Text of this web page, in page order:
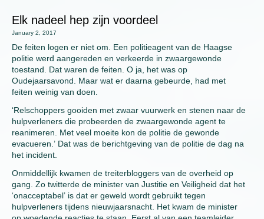
Elk nadeel hep zijn voordeel
January 2, 2017
De feiten logen er niet om. Een politieagent van de Haagse
politie werd aangereden en verkeerde in zwaargewonde
toestand. Dat waren de feiten. O ja, het was op
Oudejaarsavond. Maar wat er daarna gebeurde, had met
feiten weinig van doen.
‘Relschoppers gooiden met zwaar vuurwerk en stenen naar de
hulpverleners die probeerden de zwaargewonde agent te
reanimeren. Met veel moeite kon de politie de gewonde
evacueren.’ Dat was de berichtgeving van de politie de dag na
het incident.
Onmiddellijk kwamen de treiterbloggers van de overheid op
gang. Zo twitterde de minister van Justitie en Veiligheid dat het
‘onacceptabel’ is dat er geweld wordt gebruikt tegen
hulpverleners tijdens nieuwjaarsnacht. Het kwam de minister